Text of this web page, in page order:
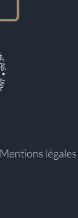
Mentions légales